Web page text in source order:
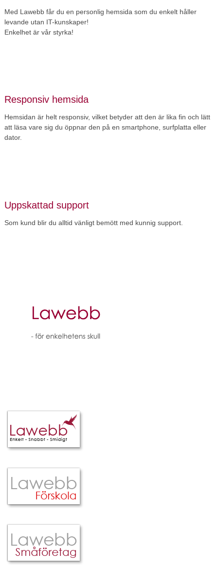
Med Lawebb får du en personlig hemsida som du enkelt håller
levande utan IT-kunskaper!
Enkelhet är vår styrka!
Responsiv hemsida
Hemsidan är helt responsiv, vilket betyder att den är lika fin och lätt
att läsa vare sig du öppnar den på en smartphone, surfplatta eller
dator.
Uppskattad support
Som kund blir du alltid vänligt bemött med kunnig support.